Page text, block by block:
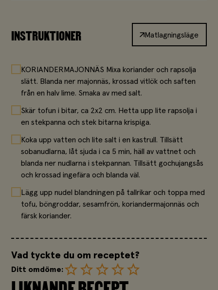
INSTRUKTIONER Matlagningsläge
KORIANDERMAJONNÄS Mixa koriander och rapsolja
slätt. Blanda ner majonnäs, krossad vitlök och saften
från en halv lime. Smaka av med salt.
Skär tofun i bitar, ca 2x2 cm. Hetta upp lite rapsolja i
en stekpanna och stek bitarna krispiga.
Koka upp vatten och lite salt i en kastrull. Tillsätt
sobanudlarna, låt sjuda i ca 5 min, häll av vattnet och
blanda ner nudlarna i stekpannan. Tillsätt gochujangsås
och krossad ingefära och blanda väl.
Lägg upp nudel blandningen på tallrikar och toppa med
tofu, böngroddar, sesamfrön, koriandermajonnäs och
färsk koriander.
Vad tyckte du om receptet?
Ditt omdöme: